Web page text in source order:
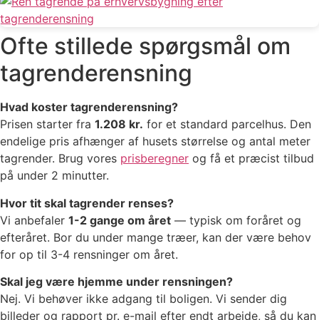
Ofte stillede spørgsmål om
tagrenderensning
Hvad koster tagrenderensning?
Prisen starter fra 1.208 kr. for et standard parcelhus. Den
endelige pris afhænger af husets størrelse og antal meter
tagrender. Brug vores prisberegner og få et præcist tilbud
på under 2 minutter.
Hvor tit skal tagrender renses?
Vi anbefaler 1-2 gange om året — typisk om foråret og
efteråret. Bor du under mange træer, kan der være behov
for op til 3-4 rensninger om året.
Skal jeg være hjemme under rensningen?
Nej. Vi behøver ikke adgang til boligen. Vi sender dig
billeder og rapport pr. e-mail efter endt arbejde, så du kan